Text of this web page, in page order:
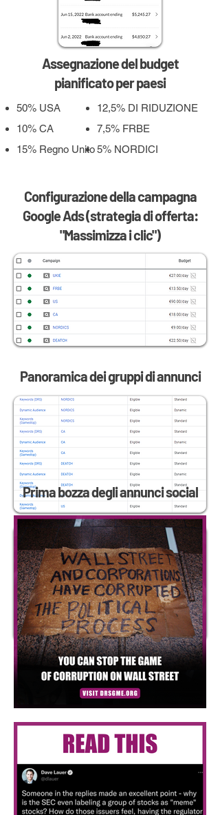
Assegnazione del budget
pianificato per paesi
50% USA
10% CA
15% Regno Unito
12,5% DI RIDUZIONE
7,5% FRBE
5% NORDICI
Configurazione della campagna
Google Ads (strategia di offerta:
"Massimizza i clic")
Panoramica dei gruppi di annunci
Prima bozza degli annunci social